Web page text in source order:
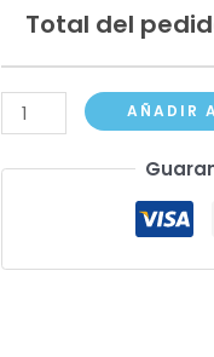
Total del
Xiaomi
Redmi
12
AÑADIR